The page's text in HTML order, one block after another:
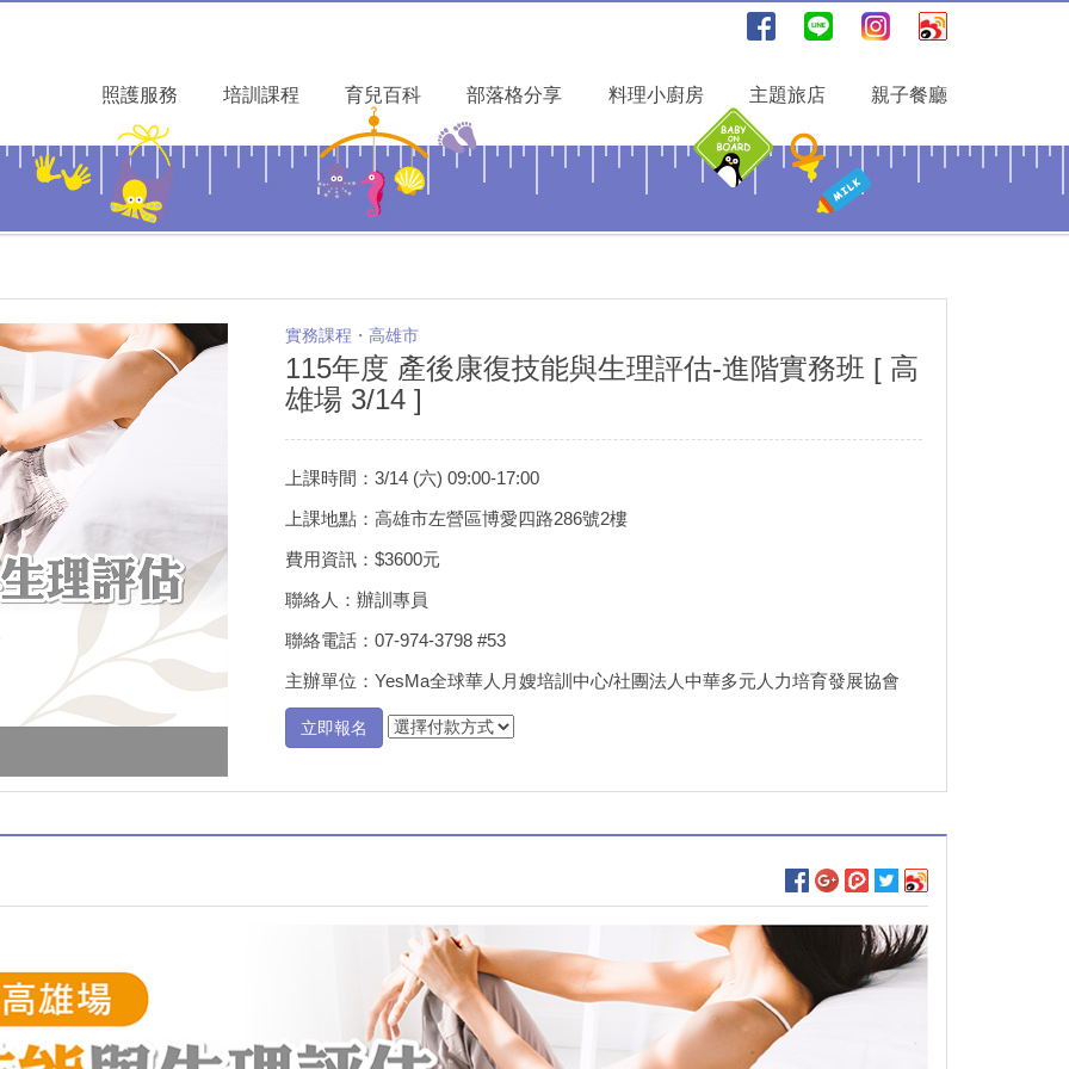
照護服務 培訓課程 育兒百科 部落格分享 料理小廚房 主題旅店 親子餐廳
實務課程・高雄市
115年度 產後康復技能與生理評估-進階實務班 [ 高
雄場 3/14 ]
上課時間：3/14 (六) 09:00-17:00
上課地點：高雄市左營區博愛四路286號2樓
費用資訊：$3600元
聯絡人：辦訓專員
聯絡電話：07-974-3798 #53
主辦單位：YesMa全球華人月嫂培訓中心/社團法人中華多元人力培育發展協會
立即報名